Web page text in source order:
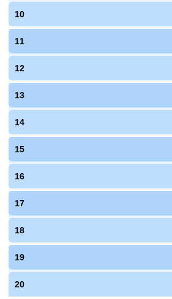
10
11
12
13
14
15
16
17
18
19
20